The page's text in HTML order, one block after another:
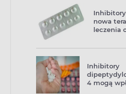
nowa
leczenia
Inhibitory
4 mogą